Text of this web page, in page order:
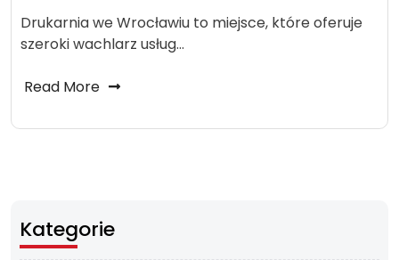
Drukarnia we Wrocławiu to miejsce, które oferuje
szeroki wachlarz usług…
Read More
Kategorie